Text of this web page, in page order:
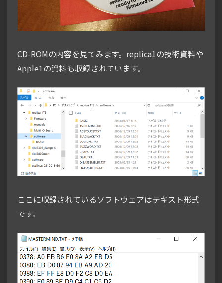
CD-ROMの内容を見てみます。replica1の技術資料や
Apple1の資料も収録されています。
ここに収録されているソフトウェアはテキスト形式
です。